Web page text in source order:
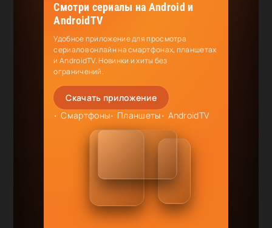
Смотри сериалы на Android и
AndroidTV
Удобное приложение для просмотра
сериалов онлайн на смартфонах, планшетах
и AndroidTV. Новинки и хиты без
ограничений.
Скачать приложение
Смартфоны
Планшеты AndroidTV